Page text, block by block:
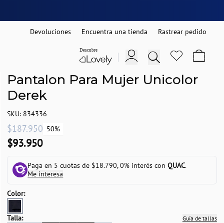
Devoluciones Encuentra una tienda Rastrear pedido
Pantalon Para Mujer Unicolor
Derek
SKU: 834336
$187.950 50%
$93.950
Paga en 5 cuotas de $18.790, 0% interés conQUAC.
Me interesa
Color:
Talla:
Guía de tallas